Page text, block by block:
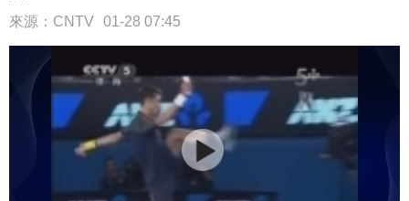
來源：CNTV 01-28 07:45